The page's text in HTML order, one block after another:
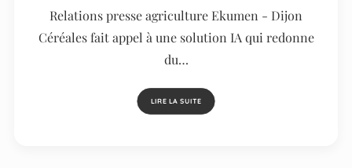
Relations presse agriculture Ekumen - Dijon
Céréales fait appel à une solution IA qui redonne
du…
LIRE LA SUITE